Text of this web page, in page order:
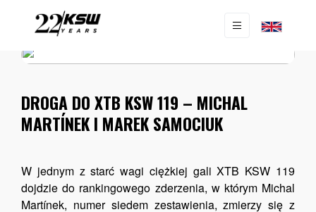
AKTUALNOŚCI
DROGA DO XTB KSW 119 – MICHAL
MARTÍNEK I MAREK SAMOCIUK
W jednym z starć wagi ciężkiej gali XTB KSW 119
dojdzie do rankingowego zderzenia, w którym Michal
Martínek, numer siedem zestawienia, zmierzy się z